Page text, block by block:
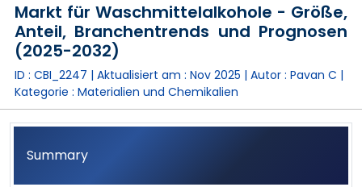
Finanzdienstleistungen und Versicherungen
• Konsumgüter
Markt für Waschmittelalkohole - Größe,
Anteil, Branchentrends und Prognosen
(2025-2032)
ID : CBI_2247 | Aktualisiert am : Nov 2025 | Autor : Pavan C |
Kategorie : Materialien und Chemikalien
Summary